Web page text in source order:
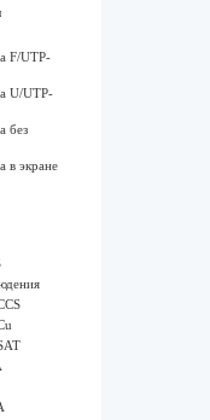
F/UTP-
U/UTP-
без
в экране